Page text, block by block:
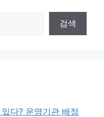
검색
다? 운영기관 배정